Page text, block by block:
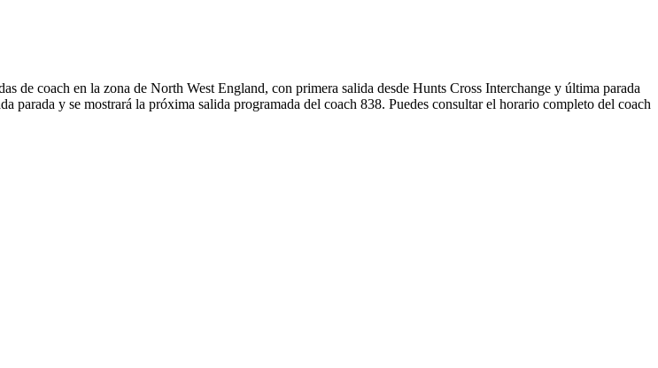
de coach en la zona de North West England, con primera salida desde Hunts Cross Interchange y última parada
parada y se mostrará la próxima salida programada del coach 838. Puedes consultar el horario completo del coach